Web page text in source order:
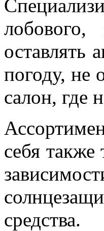
оставлять
погоду, не
салон, где
себя
средства.